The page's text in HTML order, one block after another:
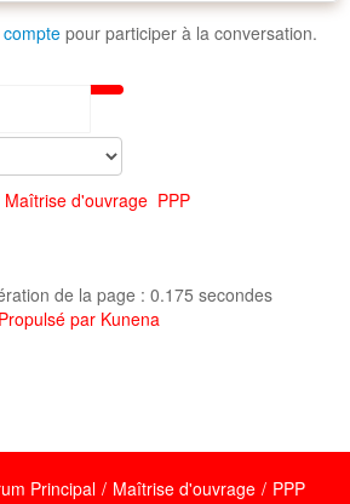
pour participer à la conversation.
Maîtrise d'ouvrage PPP
de la page : 0.175 secondes
Propulsé par Kunena
Principal / Maîtrise d'ouvrage / PPP